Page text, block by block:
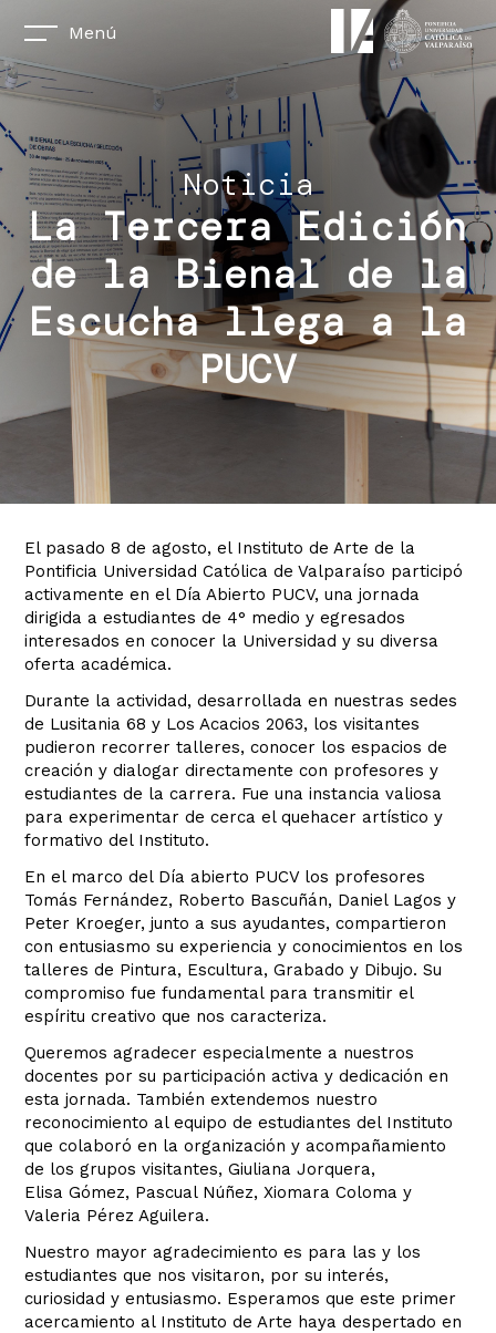
Menú
Noticia
La Tercera Edición
de la Bienal de la
Escucha llega a la
PUCV
El pasado 8 de agosto, el Instituto de Arte de la
Pontificia Universidad Católica de Valparaíso participó
activamente en el Día Abierto PUCV, una jornada
dirigida a estudiantes de 4° medio y egresados
interesados en conocer la Universidad y su diversa
oferta académica.
Durante la actividad, desarrollada en nuestras sedes
de Lusitania 68 y Los Acacios 2063, los visitantes
pudieron recorrer talleres, conocer los espacios de
creación y dialogar directamente con profesores y
estudiantes de la carrera. Fue una instancia valiosa
para experimentar de cerca el quehacer artístico y
formativo del Instituto.
En el marco del Día abierto PUCV los profesores
Tomás Fernández, Roberto Bascuñán, Daniel Lagos y
Peter Kroeger, junto a sus ayudantes, compartieron
con entusiasmo su experiencia y conocimientos en los
talleres de Pintura, Escultura, Grabado y Dibujo. Su
compromiso fue fundamental para transmitir el
espíritu creativo que nos caracteriza.
Queremos agradecer especialmente a nuestros
docentes por su participación activa y dedicación en
esta jornada. También extendemos nuestro
reconocimiento al equipo de estudiantes del Instituto
que colaboró en la organización y acompañamiento
de los grupos visitantes, Giuliana Jorquera,
Elisa Gómez, Pascual Núñez, Xiomara Coloma y
Valeria Pérez Aguilera.
Nuestro mayor agradecimiento es para las y los
estudiantes que nos visitaron, por su interés,
curiosidad y entusiasmo. Esperamos que este primer
acercamiento al Instituto de Arte haya despertado en